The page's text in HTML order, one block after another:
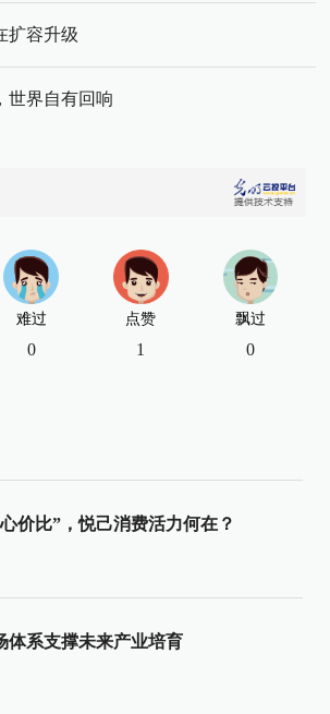
扩容升级
世界自有回响
难过
0
点赞
1
飘过
0
价比”，悦己消费活力何在？
体系支撑未来产业培育